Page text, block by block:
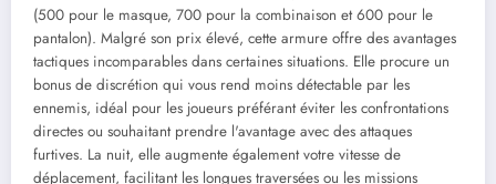
(500 pour le masque, 700 pour la combinaison et 600 pour le
pantalon). Malgré son prix élevé, cette armure offre des avantages
tactiques incomparables dans certaines situations. Elle procure un
bonus de discrétion qui vous rend moins détectable par les
ennemis, idéal pour les joueurs préférant éviter les confrontations
directes ou souhaitant prendre l'avantage avec des attaques
furtives. La nuit, elle augmente également votre vitesse de
déplacement, facilitant les longues traversées ou les missions